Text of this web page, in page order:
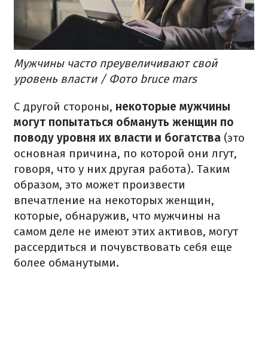
Мужчины часто преувеличивают свой
уровень власти / Фото bruce mars
С другой стороны, некоторые мужчины
могут попытаться обмануть женщин по
поводу уровня их власти и богатства (это
основная причина, по которой они лгут,
говоря, что у них другая работа). Таким
образом, это может произвести
впечатление на некоторых женщин,
которые, обнаружив, что мужчины на
самом деле не имеют этих активов, могут
рассердиться и почувствовать себя еще
более обманутыми.